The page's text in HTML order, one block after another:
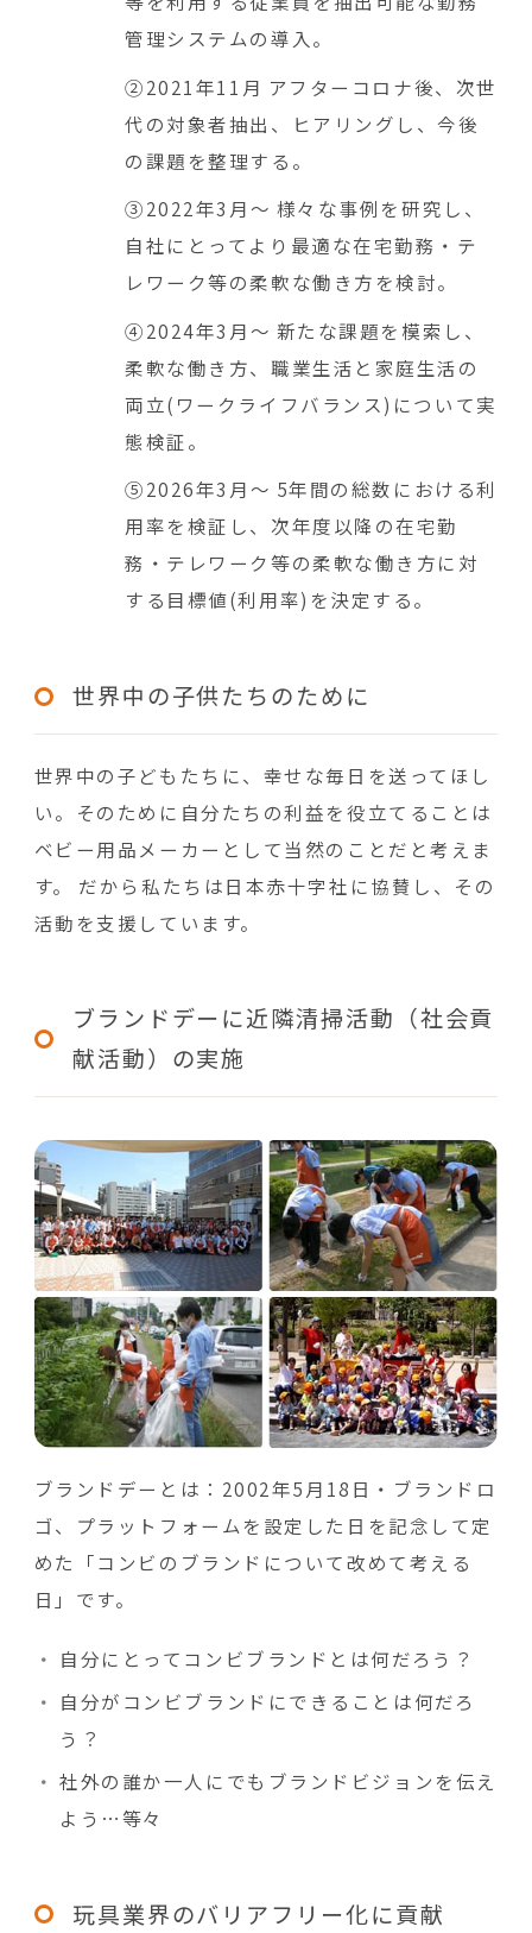
管理システムの導入。
②2021年11月 アフターコロナ後、次世
代の対象者抽出、ヒアリングし、今後
の課題を整理する。
③2022年3月～ 様々な事例を研究し、
自社にとってより最適な在宅勤務・テ
レワーク等の柔軟な働き方を検討。
④2024年3月～ 新たな課題を模索し、
柔軟な働き方、職業生活と家庭生活の
両立(ワークライフバランス)について実
態検証。
⑤2026年3月～ 5年間の総数における利
用率を検証し、次年度以降の在宅勤
務・テレワーク等の柔軟な働き方に対
する目標値(利用率)を決定する。
世界中の子供たちのために
世界中の子どもたちに、幸せな毎日を送ってほし
い。そのために自分たちの利益を役立てることは
ベビー用品メーカーとして当然のことだと考えま
す。 だから私たちは日本赤十字社に協賛し、その
活動を支援しています。
ブランドデーに近隣清掃活動（社会貢
献活動）の実施
ブランドデーとは：2002年5月18日・ブランドロ
ゴ、プラットフォームを設定した日を記念して定
めた「コンビのブランドについて改めて考える
日」です。
自分にとってコンビブランドとは何だろう？
自分がコンビブランドにできることは何だろ
う？
社外の誰か一人にでもブランドビジョンを伝え
よう…等々
玩具業界のバリアフリー化に貢献